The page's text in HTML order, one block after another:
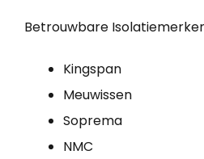
Betrouwbare
Kingspan
Meuwissen
Soprema
NMC